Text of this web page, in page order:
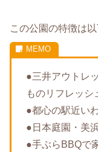
この公園の特徴は以
●三井アウトレ
ものリフレッシ
●都心の駅近い
●日本庭園・美
●手ぶらBBQで